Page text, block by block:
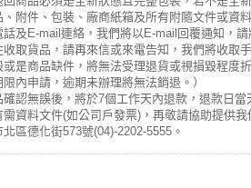
附件、包裝、廠商紙箱及所有附隨文件或資
及E-mail連絡，我們將以E-mail回覆通知，
取貨品，請再來信或來電告知，我們將收取
或是商品缺件，將無法受理退貨或視損毀程度
限內申請，逾期未辦理將無法銷退。）
確認無誤後，將於7個工作天內退款，退款日當
資料文件(如公司戶發票)，再敬請協助提供
區德化街573號(04)-2202-5555。